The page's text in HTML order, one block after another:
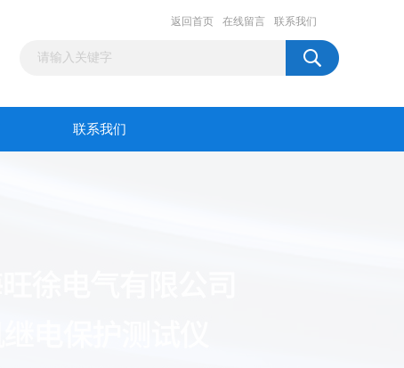
返回首页 在线留言 联系我们
联系我们